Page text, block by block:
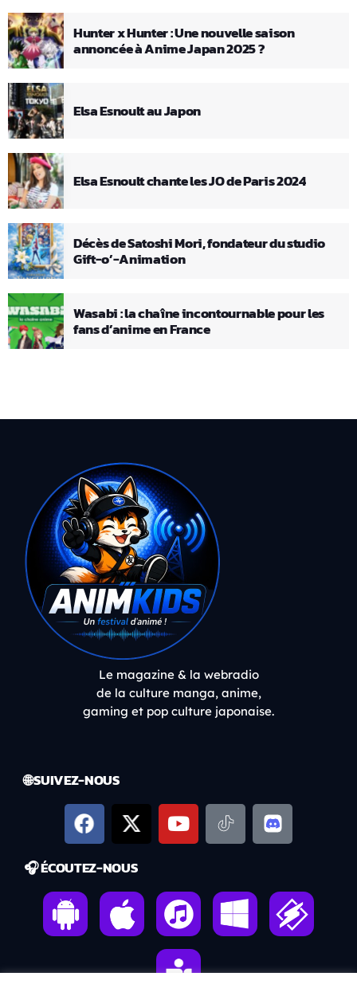
Hunter x Hunter : Une nouvelle saison
annoncée à Anime Japan 2025 ?
Elsa Esnoult au Japon
Elsa Esnoult chante les JO de Paris 2024
Décès de Satoshi Mori, fondateur du studio
Gift-o’-Animation
Wasabi : la chaîne incontournable pour les
fans d’anime en France
Le magazine & la webradio
de la culture manga, anime,
gaming et pop culture japonaise.
🌐 SUIVEZ-NOUS
🎧 ÉCOUTEZ-NOUS